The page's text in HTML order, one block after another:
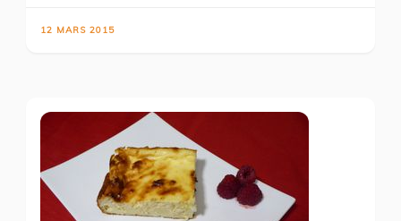
12 MARS 2015